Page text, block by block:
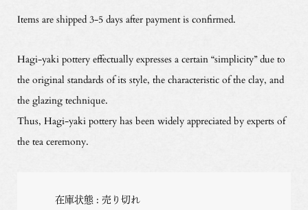
Items are shipped 3-5 days after payment is confirmed.
Hagi-yaki pottery effectually expresses a certain “simplicity” due to
the original standards of its style, the characteristic of the clay, and
the glazing technique.
Thus, Hagi-yaki pottery has been widely appreciated by experts of
the tea ceremony.
在庫状態 : 売り切れ